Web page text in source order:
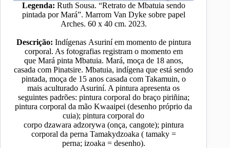
Legenda: Ruth Sousa. “Retrato de Mbatuia sendo
pintada por Mará”. Marrom Van Dyke sobre papel
Arches. 60 x 40 cm. 2023.
Descrição: Indígenas Asuriní em momento de pintura
corporal. As fotografias registram o momento em
que Mará pinta Mbatuia. Mará, moça de 18 anos,
casada com Pinatsire. Mbatuia, indígena que está sendo
pintada, moça de 15 anos casada com Takamuin, o
mais aculturado Asuriní. A pintura apresenta os
seguintes padrões: pintura corporal do braço piriñina;
pintura corporal da mão Kwaaipei (desenho próprio da
cuia); pintura corporal do
corpo dzawara adzorywa (onça, cangote); pintura
corporal da perna Tamakydzoaka ( tamaky =
perna; izoaka = desenho).